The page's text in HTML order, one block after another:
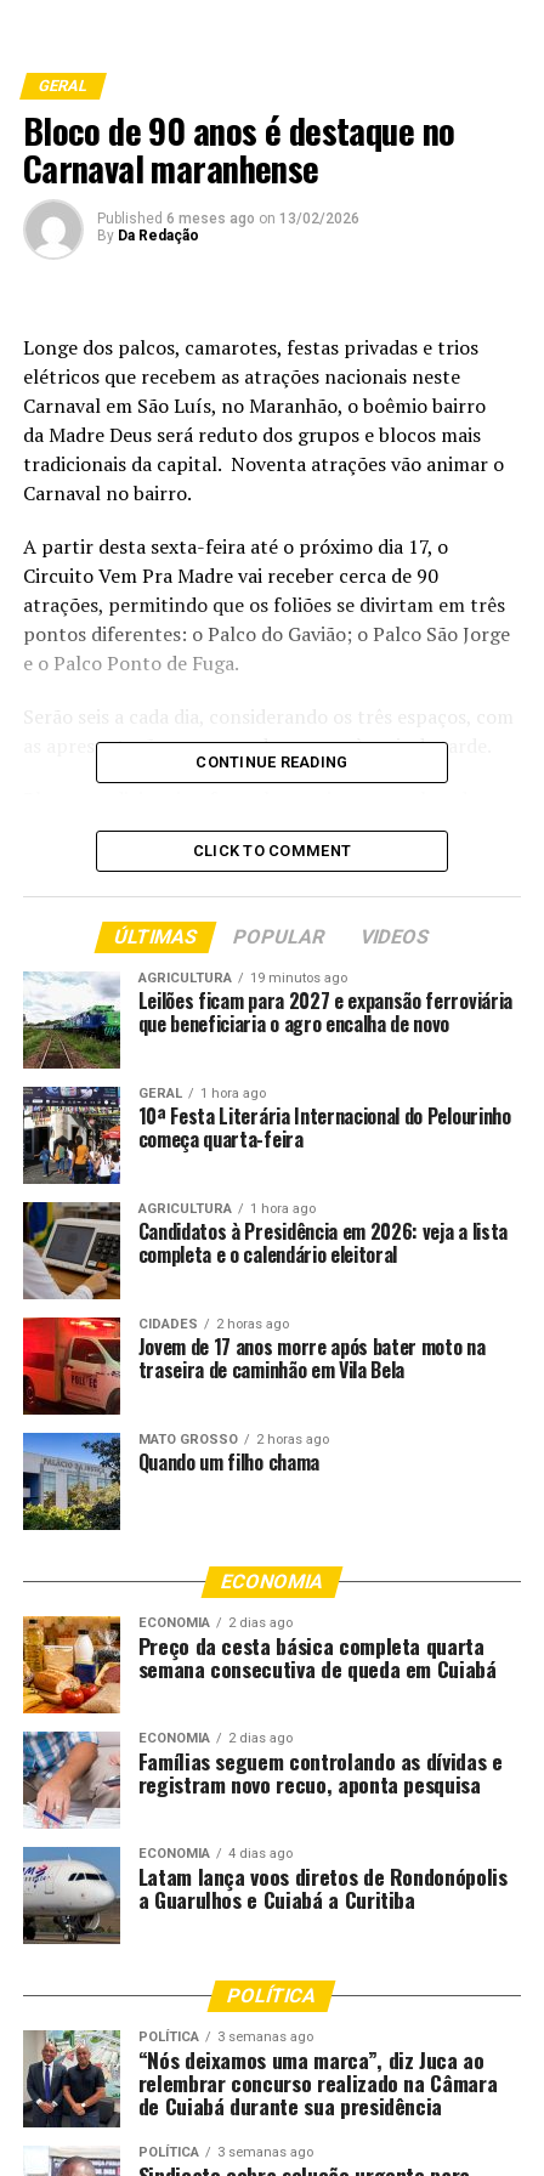
GERAL
Bloco de 90 anos é destaque no
Carnaval maranhense
Published 6 meses ago on 13/02/2026
By Da Redação
Longe dos palcos, camarotes, festas privadas e trios
elétricos que recebem as atrações nacionais neste
Carnaval em São Luís, no Maranhão, o boêmio bairro
da Madre Deus será reduto dos grupos e blocos mais
tradicionais da capital. Noventa atrações vão animar o
Carnaval no bairro.
A partir desta sexta-feira até o próximo dia 17, o
Circuito Vem Pra Madre vai receber cerca de 90
atrações, permitindo que os foliões se divirtam em três
pontos diferentes: o Palco do Gavião; o Palco São Jorge
e o Palco Ponto de Fuga.
Serão seis a cada dia, considerando os três espaços, com
as apresentações começando sempre às seis da tarde.
crioula e os grupos de samba é que farão a festa para os
foliões nestes 5 dias de programação.
Blocão do Nina, Bloco do Reggae Gdam, Tô Com Jhon,
Blocão SDS, Bloco da Cruz e Bloco do Azedinho.
No domingo, além das apresentações nos palcos, o
destaque é o batizado do Bloco “Os Fuzileiros da
Fuzarca”, que este ano comemora 90 anos de fundação,
sendo considerado o bloco de carnaval mais antigo em
atividade em São Luís.
A batucada será a partir das quatro da tarde, na sede do
bloco, que fica na rua Afrânio Peixoto.
Depois dos 5 dias de carnaval, os moradores do bairro e
foliões que não querem deixar a festa acabar já avisam
que São João tá logo ali. No próximo dia 18, com
concentração a partir das sete da manhã, no Largo do
Caroçudo, acontece o tradicional “Boi de Cinzas”. Sob o
ritmo das Matracas e pandeirões os amantes da cultura
do Bumba Meu Boi fazem a festa pelas ruas do Bairro
da Madre Deus, na primeira prévia junina de São Luís.
Fonte: EBC Cultura
Comentários
RELATED TOPICS: ANOS BLOCO
DESTAQUE
MARANHENSE
UP NEXT
Dia do Rádio: a invenção que resiste ao tempo e sua
legião de fãs
DON'T MISS
PM orienta foliões sobre segurança e prevenção de
crimes
CONTINUE READING
CLICK TO COMMENT
ÚLTIMAS POPULAR VIDEOS
AGRICULTURA 19 minutos ago
Leilões ficam para 2027 e expansão ferroviária
que beneficiaria o agro encalha de novo
GERAL 1 hora ago
10ª Festa Literária Internacional do Pelourinho
começa quarta-feira
AGRICULTURA 1 hora ago
Candidatos à Presidência em 2026: veja a lista
completa e o calendário eleitoral
CIDADES 2 horas ago
Jovem de 17 anos morre após bater moto na
traseira de caminhão em Vila Bela
MATO GROSSO 2 horas ago
Quando um filho chama
ECONOMIA
ECONOMIA 2 dias ago
Preço da cesta básica completa quarta
semana consecutiva de queda em Cuiabá
ECONOMIA 2 dias ago
Famílias seguem controlando as dívidas e
registram novo recuo, aponta pesquisa
ECONOMIA 4 dias ago
Latam lança voos diretos de Rondonópolis
a Guarulhos e Cuiabá a Curitiba
POLÍTICA
POLÍTICA 3 semanas ago
“Nós deixamos uma marca”, diz Juca ao
relembrar concurso realizado na Câmara
de Cuiabá durante sua presidência
POLÍTICA 3 semanas ago